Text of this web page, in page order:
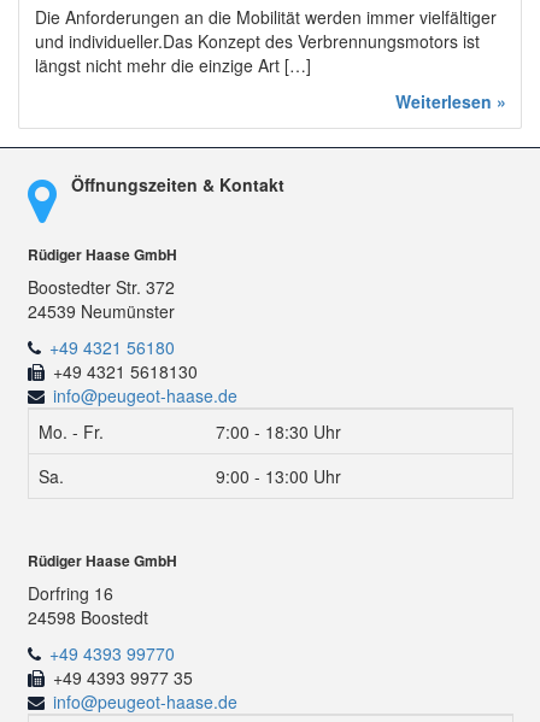
Die Anforderungen an die Mobilität werden immer vielfältiger
und individueller.Das Konzept des Verbrennungsmotors ist
längst nicht mehr die einzige Art […]
Weiterlesen »
Öffnungszeiten & Kontakt
Rüdiger Haase GmbH
Boostedter Str. 372
24539 Neumünster
+49 4321 56180
+49 4321 5618130
info@peugeot-haase.de
Mo. - Fr.
7:00 - 18:30 Uhr
Sa.
9:00 - 13:00 Uhr
Rüdiger Haase GmbH
Dorfring 16
24598 Boostedt
+49 4393 99770
+49 4393 9977 35
info@peugeot-haase.de